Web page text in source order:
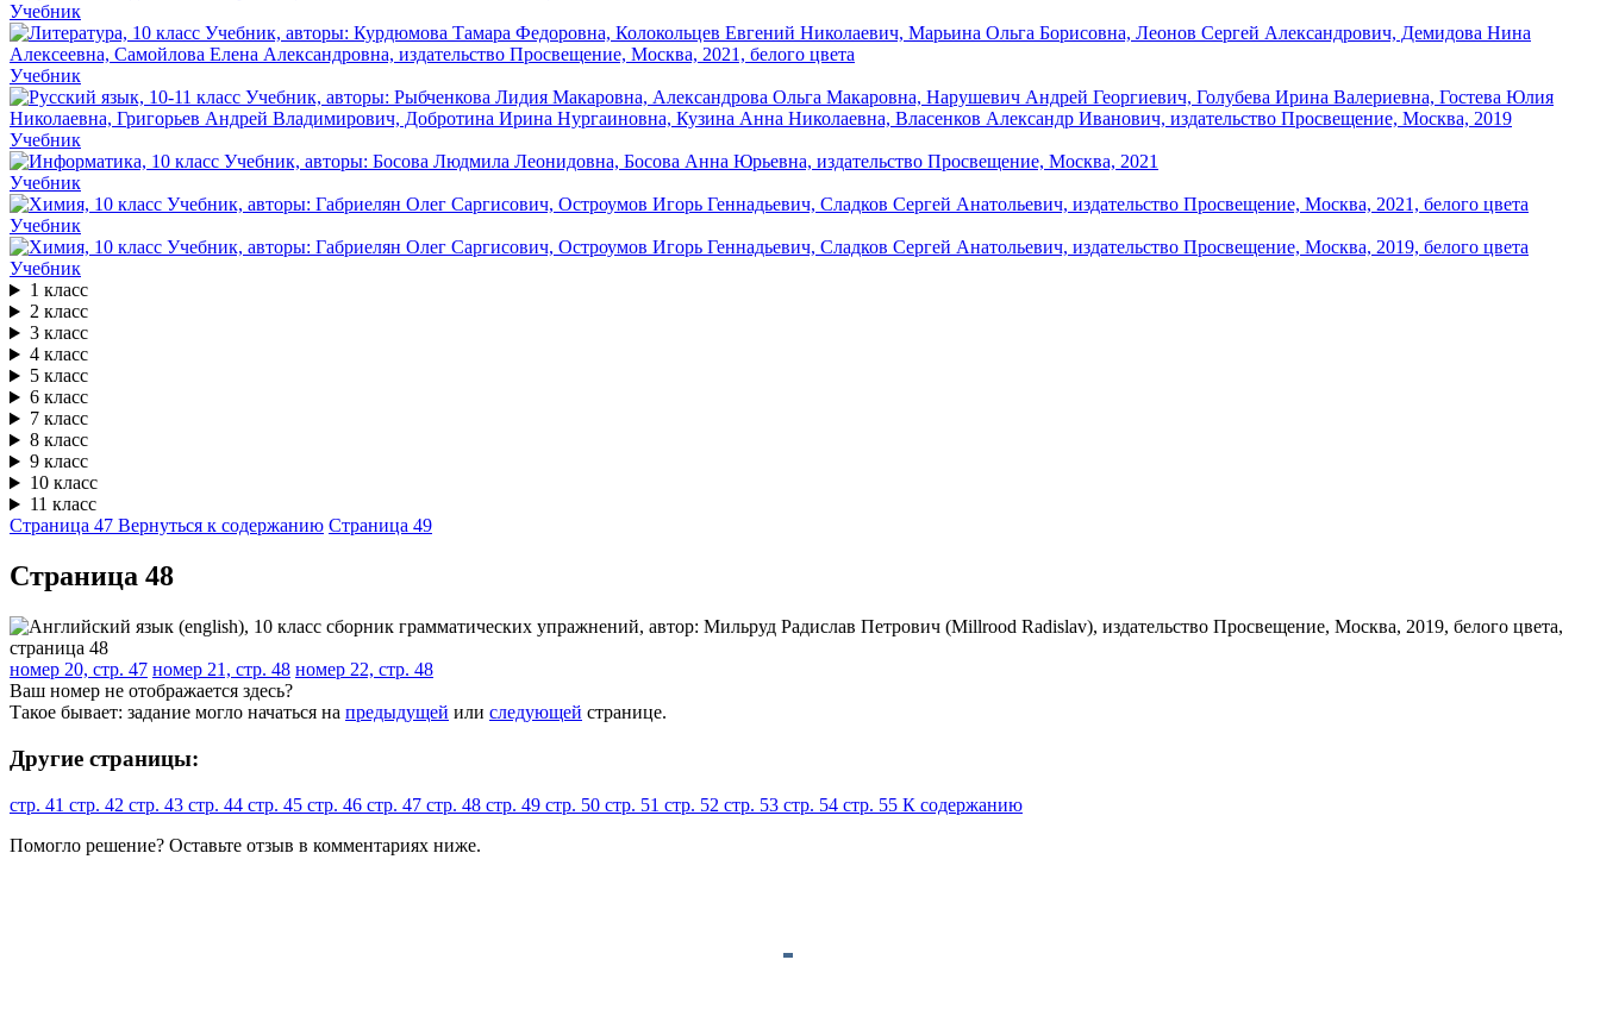
Учебник
Учебник
Учебник
Учебник
Учебник
Учебник
1 класс
2 класс
3 класс
4 класс
5 класс
6 класс
7 класс
8 класс
9 класс
10 класс
11 класс
Страница 47 Вернуться к содержанию Страница 49
Cтраница 48
номер 20, стр. 47 номер 21, стр. 48 номер 22, стр. 48
Ваш номер не отображается здесь?
Такое бывает: задание могло начаться на предыдущей или следующей странице.
Другие страницы:
стр. 41 стр. 42 стр. 43 стр. 44 стр. 45 стр. 46 стр. 47 стр. 48 стр. 49 стр. 50 стр. 51 стр. 52 стр. 53 стр. 54 стр. 55 К содержанию
Помогло решение? Оставьте отзыв в комментариях ниже.